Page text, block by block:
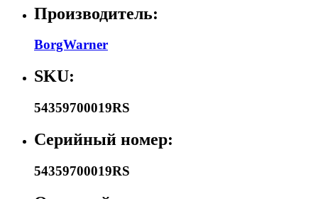
Производитель:
BorgWarner
SKU:
54359700019RS
Серийный номер:
54359700019RS